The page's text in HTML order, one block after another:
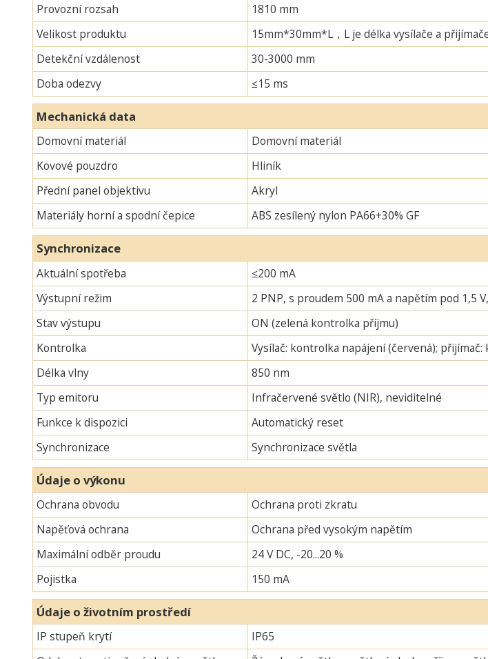
Provozní rozsah
1810 mm
Velikost produktu
15mm*30mm*L，L je délka vysílače a
Detekční vzdálenost
30-3000 mm
Doba odezvy
≤15 ms
Mechanická data
Domovní materiál
Domovní materiál
Kovové pouzdro
Hliník
Přední panel objektivu
Akryl
Materiály horní a spodní čepice
ABS zesílený nylon PA66+30% GF
Synchronizace
Aktuální spotřeba
≤200 mA
Výstupní režim
2 PNP, s proudem 500 mA a napětím pod
Stav výstupu
ON (zelená kontrolka příjmu)
Kontrolka
Vysílač: kontrolka napájení (červená);
Délka vlny
850 nm
Typ emitoru
Infračervené světlo (NIR), neviditelné
Funkce k dispozici
Automatický reset
Synchronizace
Synchronizace světla
Údaje o výkonu
Ochrana obvodu
Ochrana proti zkratu
Napěťová ochrana
Ochrana před vysokým napětím
Maximální odběr proudu
24 V DC, -20...20 %
Pojistka
150 mA
Údaje o životním prostředí
IP stupeň krytí
IP65